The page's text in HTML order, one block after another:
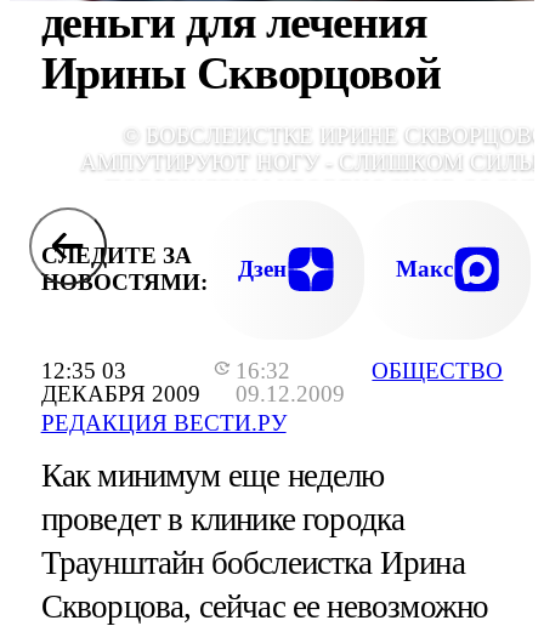
12:35 03
ДЕКАБРЯ 2009
16:32
09.12.2009
РЕДАКЦИЯ ВЕСТИ.РУ
ОБЩЕСТВО
деньги для лечения
Ирины Скворцовой
© БОБСЛЕИСТКЕ ИРИНЕ
АМПУТИРУЮТ НОГУ - СЛИШКОМ
ВРАЧИ ГОВОРЯТ, ЧТО ТОЛЬКО ТАК
ПОБОРОТЬСЯ ЗА ЖИЗНЬ
СЛЕДИТЕ ЗА
НОВОСТЯМИ:
Дзен Макс
Как минимум еще неделю
проведет в клинике городка
Траунштайн бобслеистка Ирина
Скворцова, сейчас ее невозможно